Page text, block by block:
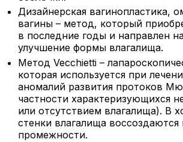
Дизайнерская вагинопластика,
вагины – метод, который
в последние годы и направлен
улучшение формы влагалища.
Метод Vecchietti –
которая используется при
аномалий развития протоков
частности характеризующихся
или отсутствием влагалища). В
стенки влагалища
промежности.